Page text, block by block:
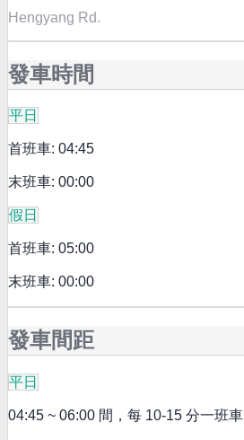
Hengyang Rd.
發車時間
平日
首班車: 04:45
末班車: 00:00
假日
首班車: 05:00
末班車: 00:00
發車間距
平日
04:45 ~ 06:00 間，每 10-15 分一班車